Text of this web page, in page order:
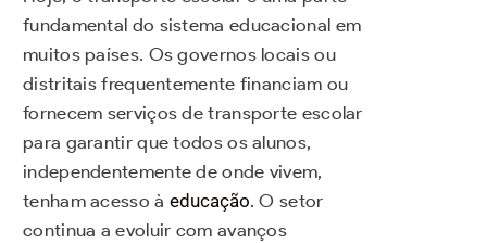
fundamental do sistema educacional em
muitos países. Os governos locais ou
distritais frequentemente financiam ou
fornecem serviços de transporte escolar
para garantir que todos os alunos,
independentemente de onde vivem,
tenham acesso à educação. O setor
continua a evoluir com avanços